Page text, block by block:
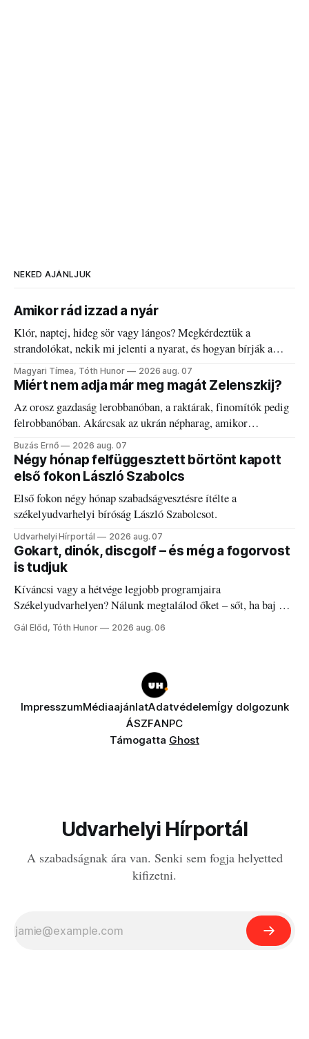
NEKED AJÁNLJUK
Amikor rád izzad a nyár
Klór, naptej, hideg sör vagy lángos? Megkérdeztük a
strandolókat, nekik mi jelenti a nyarat, és hogyan bírják a
kánikulát.
Magyari Tímea, Tóth Hunor 2026 aug. 07
Miért nem adja már meg magát Zelenszkij?
Az orosz gazdaság lerobbanóban, a raktárak, finomítók pedig
felrobbanóban. Akárcsak az ukrán népharag, amikor
elégedetlen vezetőivel.
Buzás Ernő 2026 aug. 07
Négy hónap felfüggesztett börtönt kapott
első fokon László Szabolcs
Első fokon négy hónap szabadságvesztésre ítélte a
székelyudvarhelyi bíróság László Szabolcsot.
Udvarhelyi Hírportál 2026 aug. 07
Gokart, dinók, discgolf – és még a fogorvost
is tudjuk
Kíváncsi vagy a hétvége legjobb programjaira
Székelyudvarhelyen? Nálunk megtalálod őket – sőt, ha baj van
a fogaddal, a fogorvosi ügyeletet is!
Gál Előd, Tóth Hunor 2026 aug. 06
ImpresszumMédiaajánlatAdatvédelemÍgy dolgozunk
ÁSZFANPC
Támogatta Ghost
Udvarhelyi Hírportál
A szabadságnak ára van. Senki sem fogja helyetted
kifizetni.